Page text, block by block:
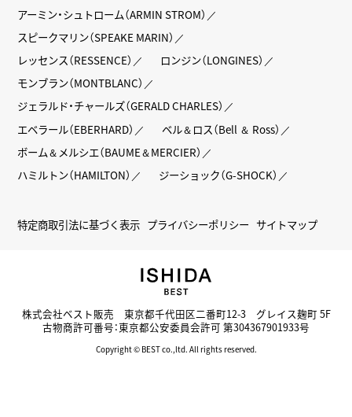
アーミン・シュトローム（ARMIN STROM）
スピークマリン（SPEAKE MARIN）
レッセンス（RESSENCE）
ロンジン（LONGINES）
モンブラン（MONTBLANC）
ジェラルド・チャールズ（GERALD CHARLES）
エベラール（EBERHARD）
ベル＆ロス（Bell ＆ Ross）
ボーム＆メルシエ（BAUME＆MERCIER）
ハミルトン（HAMILTON）
ジーショック（G-SHOCK）
特定商取引法に基づく表示 プライバシーポリシー サイトマップ
株式会社ベスト販売 東京都千代田区二番町12-3 グレイス麹町 5F
古物商許可番号：東京都公安委員会許可 第304367901933号
Copyright © BEST co.,ltd. All rights reserved.